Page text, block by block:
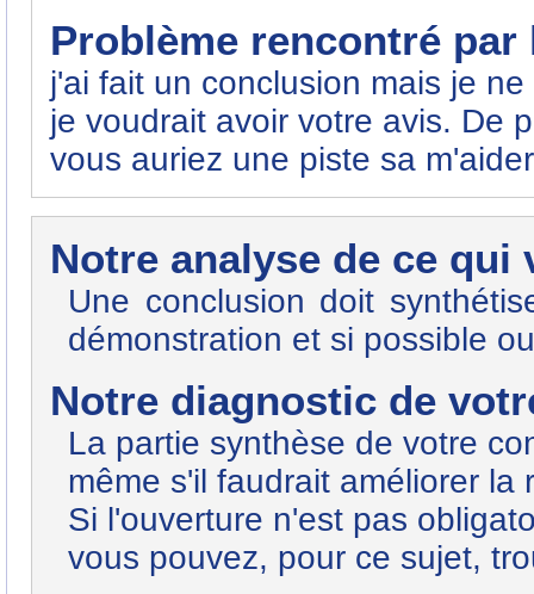
Problème rencontré par
j'ai fait un conclusion mais je
je voudrait avoir votre avis. De
vous auriez une piste sa
Notre analyse de ce qui
Une conclusion doit
démonstration et si possible
Notre diagnostic de
La partie synthèse de votre
même s'il faudrait améliorer la
Si l'ouverture n'est pas
vous pouvez, pour ce sujet,